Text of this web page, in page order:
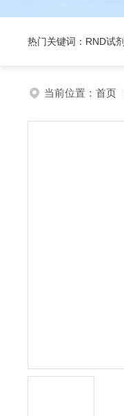
热门关键词：RND试
当前位置： 首页